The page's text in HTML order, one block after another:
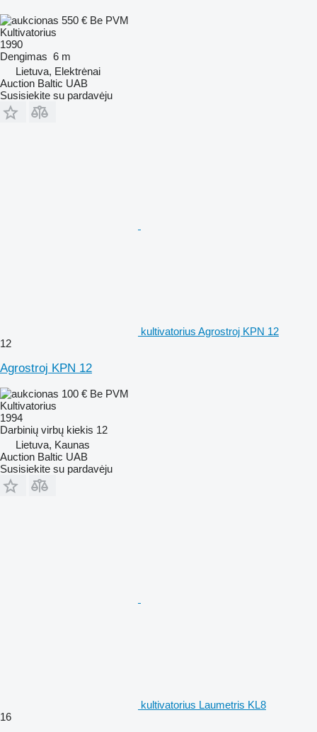
550 € Be PVM
Kultivatorius
1990
Dengimas 6 m
Lietuva, Elektrėnai
Auction Baltic UAB
Susisiekite su pardavėju
kultivatorius Agrostroj KPN 12
12
Agrostroj KPN 12
100 € Be PVM
Kultivatorius
1994
Darbinių virbų kiekis 12
Lietuva, Kaunas
Auction Baltic UAB
Susisiekite su pardavėju
kultivatorius Laumetris KL8
16